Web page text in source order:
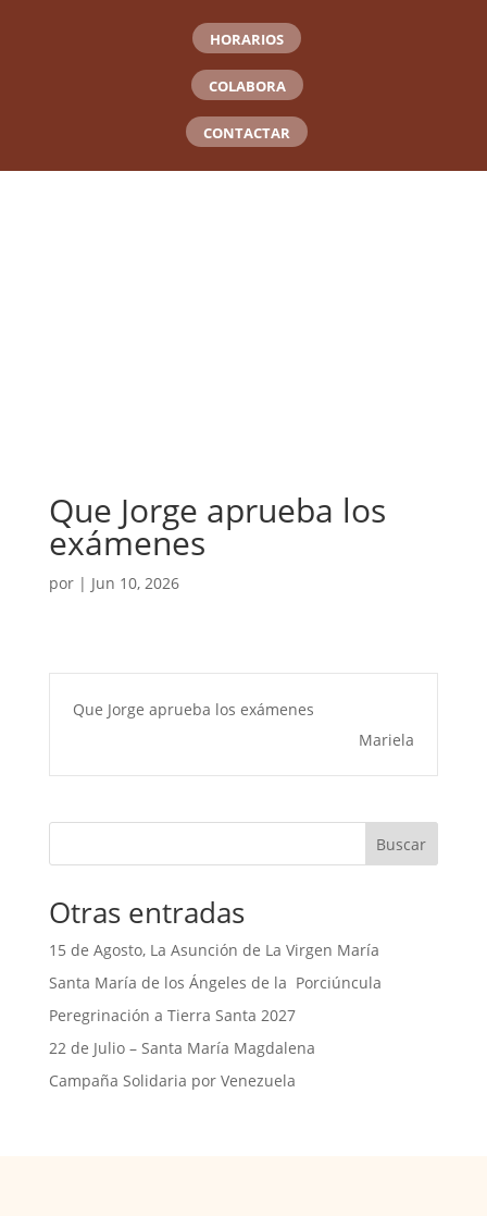
HORARIOS
COLABORA
CONTACTAR
Que Jorge aprueba los
exámenes
por | Jun 10, 2026
Que Jorge aprueba los exámenes
Mariela
Buscar
Otras entradas
15 de Agosto, La Asunción de La Virgen María
Santa María de los Ángeles de la Porciúncula
Peregrinación a Tierra Santa 2027
22 de Julio – Santa María Magdalena
Campaña Solidaria por Venezuela